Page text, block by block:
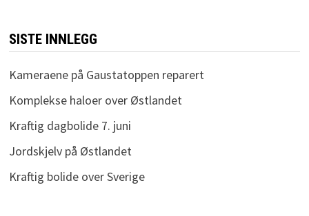
SISTE INNLEGG
Kameraene på Gaustatoppen reparert
Komplekse haloer over Østlandet
Kraftig dagbolide 7. juni
Jordskjelv på Østlandet
Kraftig bolide over Sverige